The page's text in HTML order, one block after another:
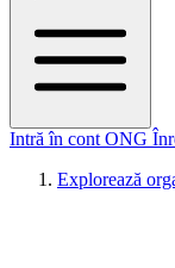
Intră în cont ONG
Explorează